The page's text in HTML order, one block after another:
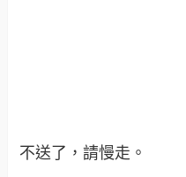
不送了，請慢走。